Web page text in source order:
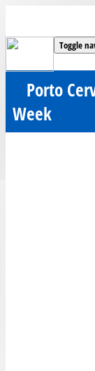
Toggle
Porto
Week